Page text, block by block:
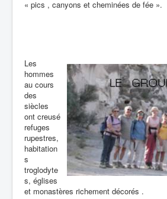
« pics , canyons et cheminées de fée ».
Les
hommes
au cours
des
siècles
ont creusé
refuges
rupestres,
habitation
s
troglodyte
s, églises
et monastères richement décorés .